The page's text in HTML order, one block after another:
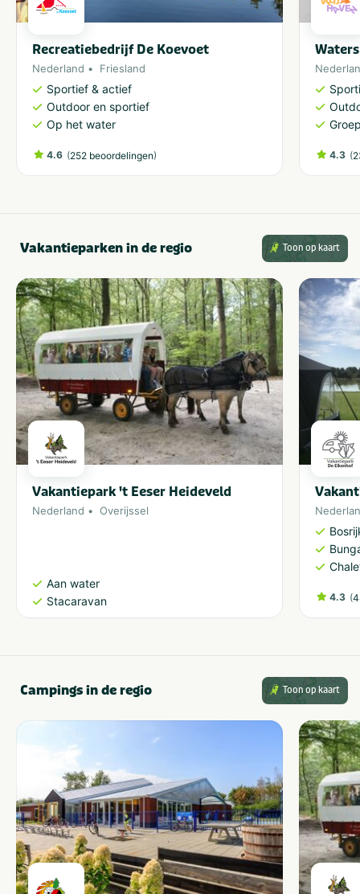
Recreatiebedrijf De Koevoet
Nederland Friesland
Sportief & actief
Outdoor en sportief
Op het water
4.6 (252 beoordelingen) 4.3 (
Vakantieparken in de regio Toon op kaart
Vakantiepark 't Eeser Heideveld
Nederland Overijssel
Aan water
Stacaravan
4.3 (
Campings in de regio Toon op kaart